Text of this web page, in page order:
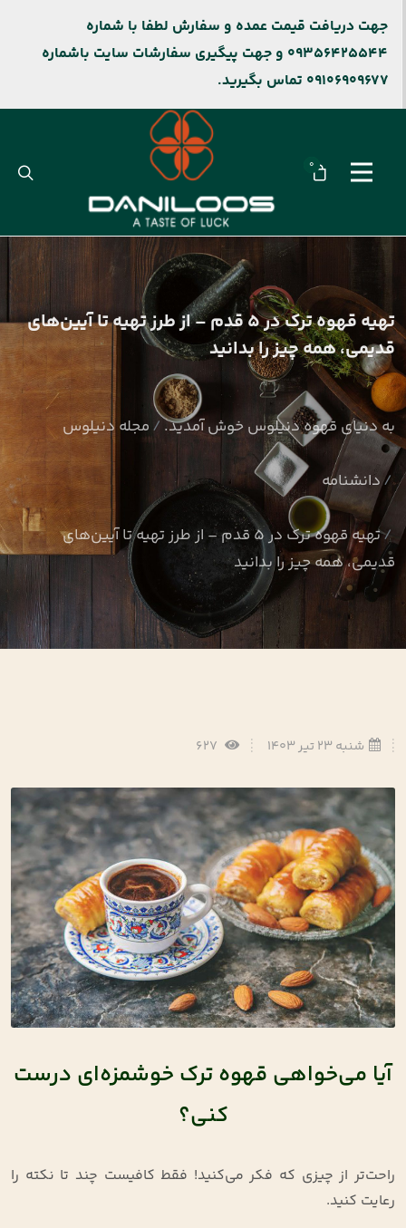
جهت دریافت قیمت عمده و سفارش لطفا با شماره
09356425544 و جهت پیگیری سفارشات سایت باشماره
09106909677 تماس بگیرید.
0
تهیه قهوه ترک در 5 قدم – از طرز تهیه تا آیین‌های
قدیمی، همه چیز را بدانید
به دنیای قهوه دنیلوس خوش آمدید. مجله دنیلوس
دانشنامه
تهیه قهوه ترک در 5 قدم – از طرز تهیه تا آیین‌های
قدیمی، همه چیز را بدانید
شنبه 23 تیر 1403
آیا می‌خواهی قهوه ترک خوشمزه‌ای درست
کنی؟
راحت‌تر از چیزی که فکر می‌کنید! فقط کافیست چند تا نکته را
رعایت کنید.